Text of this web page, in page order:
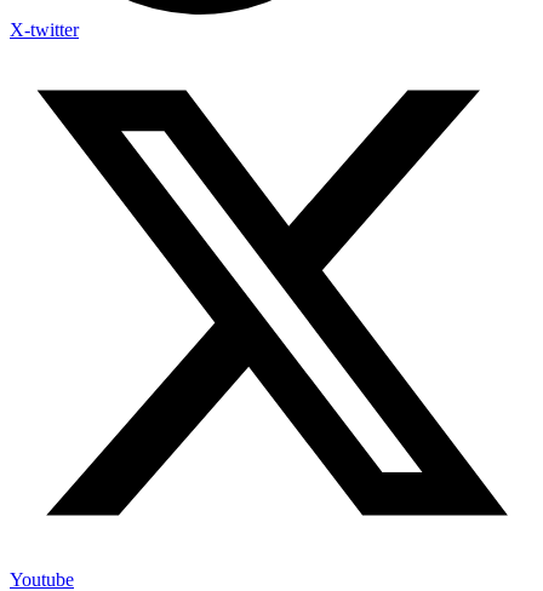
X-twitter
Youtube